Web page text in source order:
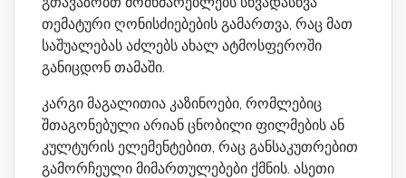
თემატური ღონისძიებების გამართვა, რაც მათ
საშუალებას აძლებს ახალ ატმოსფეროში
განიცდონ თამაში.
კარგი მაგალითია კაზინოები, რომლებიც
შთაგონებული არიან ცნობილი ფილმების ან
კულტურის ელემენტებით, რაც განსაკუთრებით
გამორჩეული მიმართულებები ქმნის. ასეთი